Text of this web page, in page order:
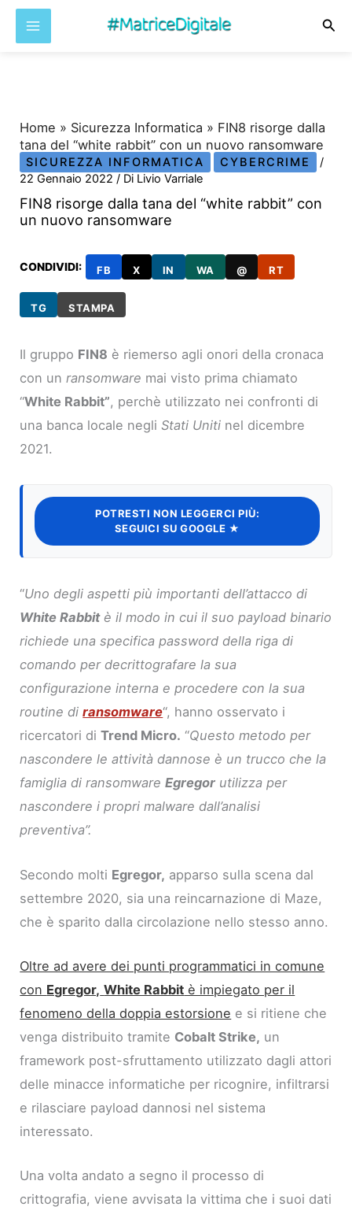
Home » Sicurezza Informatica » FIN8 risorge dalla
tana del “white rabbit” con un nuovo ransomware
SICUREZZA INFORMATICA CYBERCRIME
/
22 Gennaio 2022/ Di Livio Varriale
FIN8 risorge dalla tana del “white rabbit” con
un nuovo ransomware
CONDIVIDI: FB X IN WA @ RT
TG STAMPA
Il gruppo FIN8 è riemerso agli onori della cronaca
con unransomware mai visto prima chiamato
“White Rabbit”, perchè utilizzato nei confronti di
una banca locale negliStati Uniti nel dicembre
2021.
POTRESTI NON LEGGERCI PIÙ:
SEGUICI SU GOOGLE ★
“Uno degli aspetti più importanti dell’attacco di
White Rabbitè il modo in cui il suo payload binario
richiede una specifica password della riga di
comando per decrittografare la sua
configurazione interna e procedere con la sua
routine diransomware“, hanno osservato i
ricercatori diTrend Micro. “Questo metodo per
nascondere le attività dannose è un trucco che la
famiglia di ransomwareEgregor utilizza per
nascondere i propri malware dall’analisi
preventiva”.
Secondo molti Egregor, apparso sulla scena dal
settembre 2020, sia una reincarnazione di Maze,
che è sparito dalla circolazione nello stesso anno.
Oltre ad avere dei punti programmatici in comune
con Egregor, White Rabbit è impiegato per il
fenomeno della doppia estorsione e si ritiene che
venga distribuito tramite Cobalt Strike, un
framework post-sfruttamento utilizzato dagli attori
delle minacce informatiche per ricognire, infiltrarsi
e rilasciare payload dannosi nel sistema
interessato.
Una volta andato a segno il processo di
crittografia, viene avvisata la vittima che i suoi dati